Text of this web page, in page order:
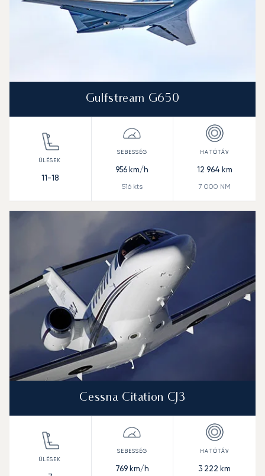
Gulfstream G650
11-18
956 km/h
516kts
12 964 km
7 000 NM
Cessna Citation CJ3
769km/h 3 222 km